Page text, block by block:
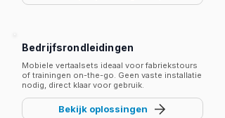
Bedrijfsrondleidingen
Mobiele vertaalsets ideaal voor fabriekstours
of trainingen on-the-go. Geen vaste installatie
nodig, direct klaar voor gebruik.
Bekijk oplossingen